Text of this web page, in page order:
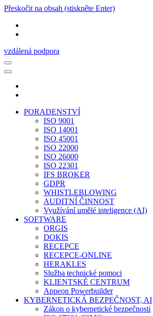
Přeskočit na obsah (stiskněte Enter)
vzdálená podpora
PORADENSTVÍ
ISO 9001
ISO 14001
ISO 45001
ISO 22000
ISO 26000
ISO 22301
IFS BROKER
GDPR
WHISTLEBLOWING
AUDITNÍ ČINNOST
Využívání umělé inteligence (AI)
SOFTWARE
ORGIS
DOKIS
RECEPCE
RECEPCE-ONLINE
HERAKLES
Služba technické pomoci
KLIENTSKÉ CENTRUM
Appeon Powerbuilder
KYBERNETICKÁ BEZPEČNOST, AI
Zákon o kybernetické bezpečnosti